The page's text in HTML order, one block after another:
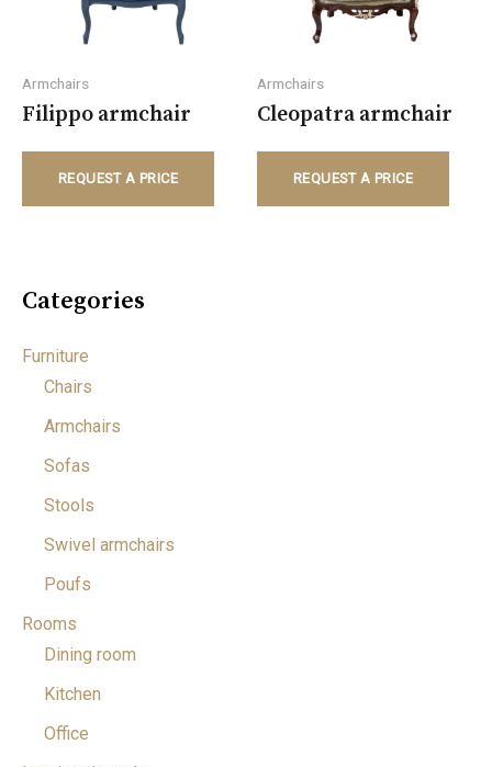
Armchairs
Filippo armchair
REQUEST A PRICE
Armchairs
Cleopatra armchair
REQUEST A PRICE
Categories
Furniture
Chairs
Armchairs
Sofas
Stools
Swivel armchairs
Poufs
Rooms
Dining room
Kitchen
Office